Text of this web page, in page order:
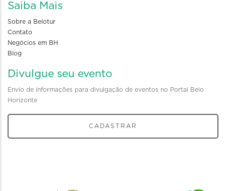
Saiba Mais
Sobre a Belotur
Contato
Negócios em BH
Blog
Divulgue seu evento
Envio de informações para divulgação de eventos no Portal Belo
Horizonte
CADASTRAR